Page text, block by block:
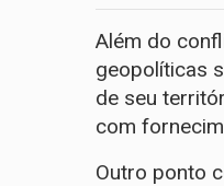
Além do
geopolíticas
de seu
com
Outro ponto